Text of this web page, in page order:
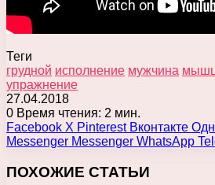
Теги
грудной исполнение мужчина
упражнение
27.04.2018
0 Время чтения: 2 мин.
Facebook X Pinterest Вконтакте
Messenger Messenger WhatsApp
ПОХОЖИЕ СТАТЬИ